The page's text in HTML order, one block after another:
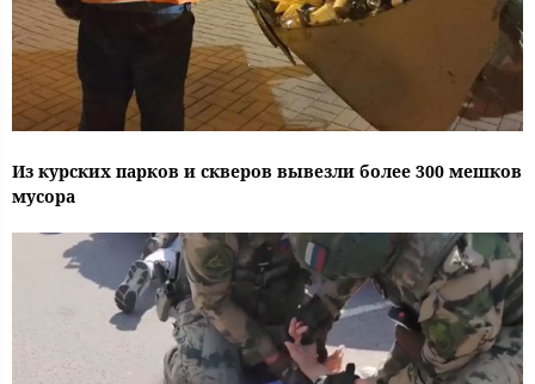
Из курских парков и скверов вывезли более 300 мешков
мусора